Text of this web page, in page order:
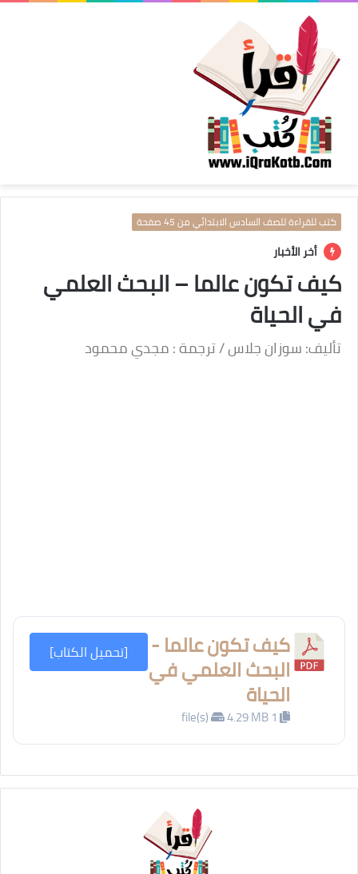
كتب للقراءة للصف السادس الابتدائي من 45 صفحة
أخر الأخبار
كيف تكون عالما – البحث العلمي
في الحياة
تأليف: سوزان جلاس / ترجمة : مجدي محمود
كيف تكون عالما -
البحث العلمي في
الحياة
4.29 MB
[تحميل الكتاب]